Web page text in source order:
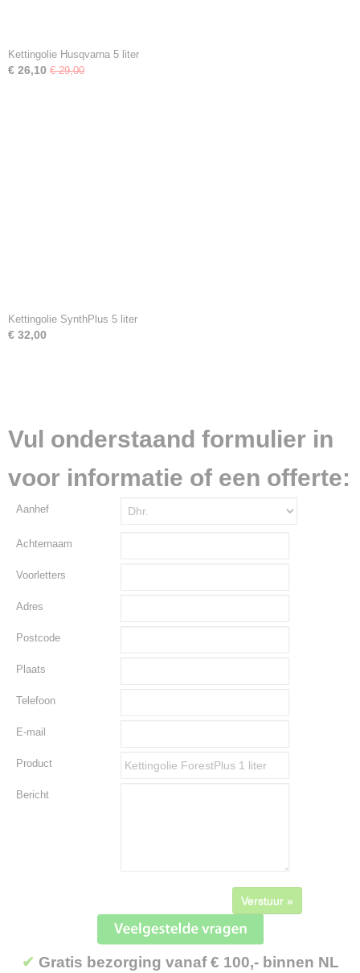
Kettingolie Husqvarna 5 liter
€ 26,10 € 29,00
Kettingolie SynthPlus 5 liter
€ 32,00
Vul onderstaand formulier in
voor informatie of een offerte:
Aanhef
Achternaam
Voorletters
Adres
Postcode
Plaats
Telefoon
E-mail
Product
Bericht
Verstuur »
✔ Gratis bezorging vanaf € 100,- binnen NL